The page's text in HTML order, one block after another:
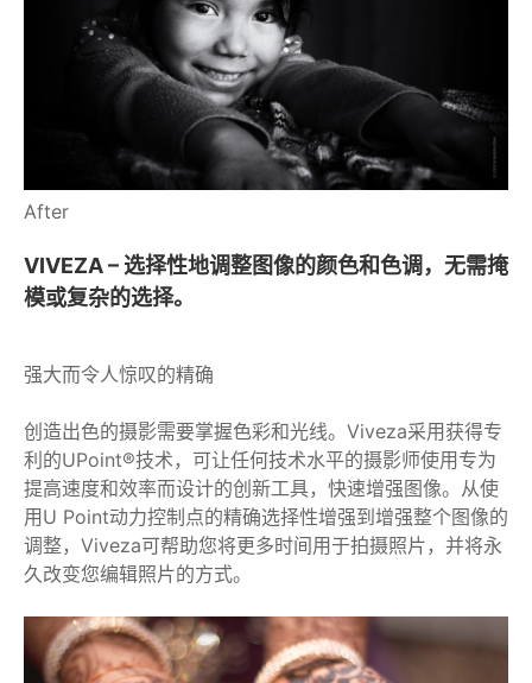
After
VIVEZA – 选择性地调整图像的颜色和色调，无需掩
模或复杂的选择。
强大而令人惊叹的精确
创造出色的摄影需要掌握色彩和光线。Viveza采用获得专
利的UPoint®技术，可让任何技术水平的摄影师使用专为
提高速度和效率而设计的创新工具，快速增强图像。从使
用U Point动力控制点的精确选择性增强到增强整个图像的
调整，Viveza可帮助您将更多时间用于拍摄照片，并将永
久改变您编辑照片的方式。